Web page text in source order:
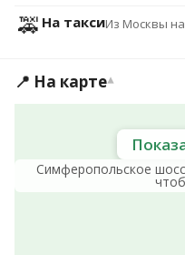
🚕 На таксиИз Москвы на
📍 На карте▾
Симферопольское